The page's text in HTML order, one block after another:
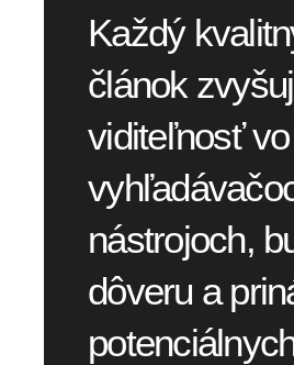
Každý
článok
viditeľnosť vo
nástrojoch,
dôveru a